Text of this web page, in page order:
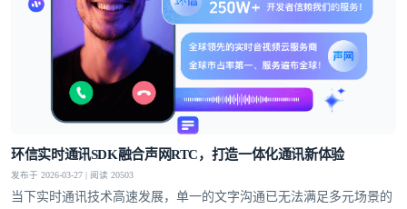
环信实时通讯SDK融合声网RTC，打造一体化通讯新体验
发布于 2026-03-27 | 阅读 20503
当下实时通讯技术高速发展，单一的文字沟通已无法满足多元场景的